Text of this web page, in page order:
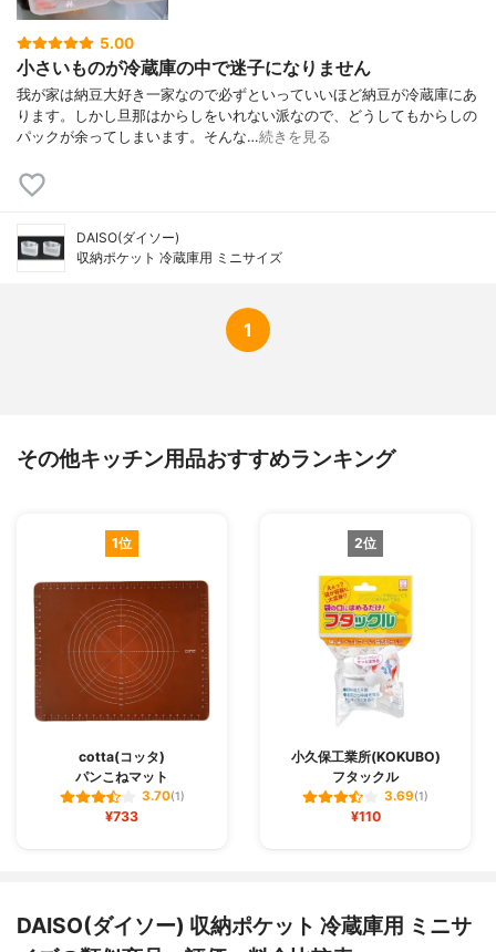
5.00
小さいものが冷蔵庫の中で迷子になりません
我が家は納豆大好き一家なので必ずといっていいほど納豆が冷蔵庫にあ
ります。しかし旦那はからしをいれない派なので、どうしてもからしの
パックが余ってしまいます。そんな…続きを見る
DAISO(ダイソー)
収納ポケット 冷蔵庫用 ミニサイズ
1
その他キッチン用品おすすめランキング
1位
cotta(コッタ)
パンこねマット
3.70(1)
¥733
2位
小久保工業所(KOKUBO)
フタックル
3.69(1)
¥110
DAISO(ダイソー) 収納ポケット 冷蔵庫用 ミニサ